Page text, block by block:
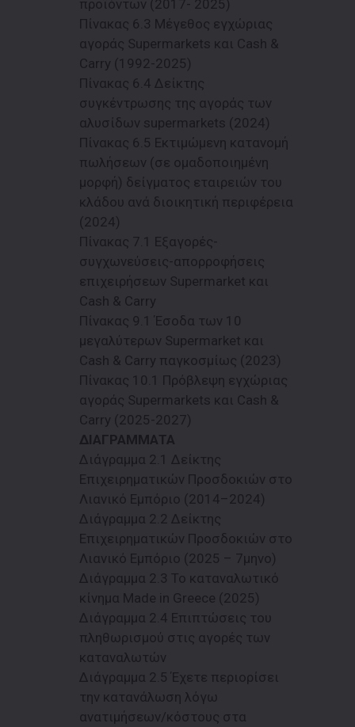
προϊόντων (2017- 2025)
Πίνακας 6.3 Μέγεθος εγχώριας
αγοράς Supermarkets και Cash &
Carry (1992-2025)
Πίνακας 6.4 Δείκτης
συγκέντρωσης της αγοράς των
αλυσίδων supermarkets (2024)
Πίνακας 6.5 Εκτιμώμενη κατανομή
πωλήσεων (σε ομαδοποιημένη
μορφή) δείγματος εταιρειών του
κλάδου ανά διοικητική περιφέρεια
(2024)
Πίνακας 7.1 Εξαγορές-
συγχωνεύσεις-απορροφήσεις
επιχειρήσεων Supermarket και
Cash & Carry
Πίνακας 9.1 Έσοδα των 10
μεγαλύτερων Supermarket και
Cash & Carry παγκοσμίως (2023)
Πίνακας 10.1 Πρόβλεψη εγχώριας
αγοράς Supermarkets και Cash &
Carry (2025-2027)
ΔΙΑΓΡΑΜΜΑΤΑ
Διάγραμμα 2.1 Δείκτης
Επιχειρηματικών Προσδοκιών στο
Λιανικό Εμπόριο (2014–2024)
Διάγραμμα 2.2 Δείκτης
Επιχειρηματικών Προσδοκιών στο
Λιανικό Εμπόριο (2025 – 7μηνο)
Διάγραμμα 2.3 Το καταναλωτικό
κίνημα Made in Greece (2025)
Διάγραμμα 2.4 Επιπτώσεις του
πληθωρισμού στις αγορές των
καταναλωτών
Διάγραμμα 2.5 Έχετε περιορίσει
την κατανάλωση λόγω
ανατιμήσεων/κόστους στα